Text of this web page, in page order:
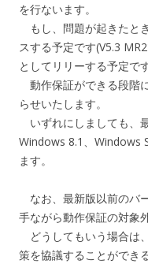
を行ないます。
もし、問題が起きたと
スする予定です(V5.3
としてリリーする予定です
動作保証ができる段階
らせいたします。
いずれにしましても、
Windows 8.1、Windows
ます。
なお、最新版以前のバ
手ながら動作保証の対象
どうしてもいう場合は
策を協議することができ